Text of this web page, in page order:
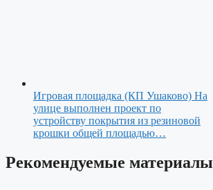
Игровая площадка (КП Ушаково) На
улице выполнен проект по
устройству покрытия из резиновой
крошки общей площадью…
Рекомендуемые материалы